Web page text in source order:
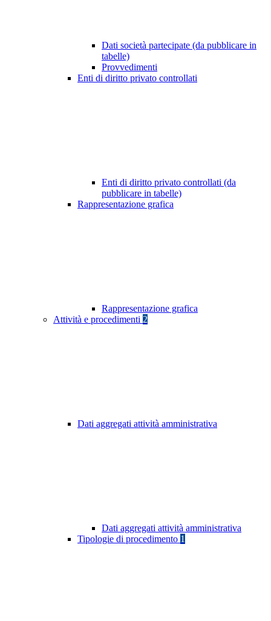
Dati società partecipate (da pubblicare in
tabelle)
Provvedimenti
Enti di diritto privato controllati
Enti di diritto privato controllati (da
pubblicare in tabelle)
Rappresentazione grafica
Rappresentazione grafica
Attività e procedimenti 2
Dati aggregati attività amministrativa
Dati aggregati attività amministrativa
Tipologie di procedimento 1